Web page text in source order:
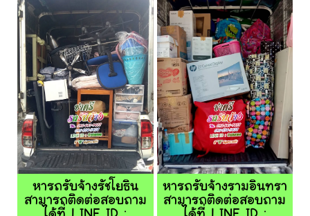
หารถรับจ้างรัชโยธิน
สามารถติดต่อสอบถาม
หารถรับจ้างรามอินทรา
สามารถติดต่อสอบถาม